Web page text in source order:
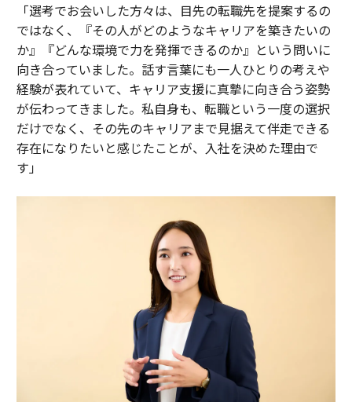
「選考でお会いした方々は、目先の転職先を提案するの
ではなく、『その人がどのようなキャリアを築きたいの
か』『どんな環境で力を発揮できるのか』という問いに
向き合っていました。話す言葉にも一人ひとりの考えや
経験が表れていて、キャリア支援に真摯に向き合う姿勢
が伝わってきました。私自身も、転職という一度の選択
だけでなく、その先のキャリアまで見据えて伴走できる
存在になりたいと感じたことが、入社を決めた理由で
す」